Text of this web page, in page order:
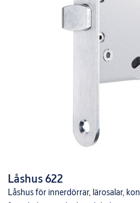
Låshus 622
Låshus för innerdörrar, lärosalar,